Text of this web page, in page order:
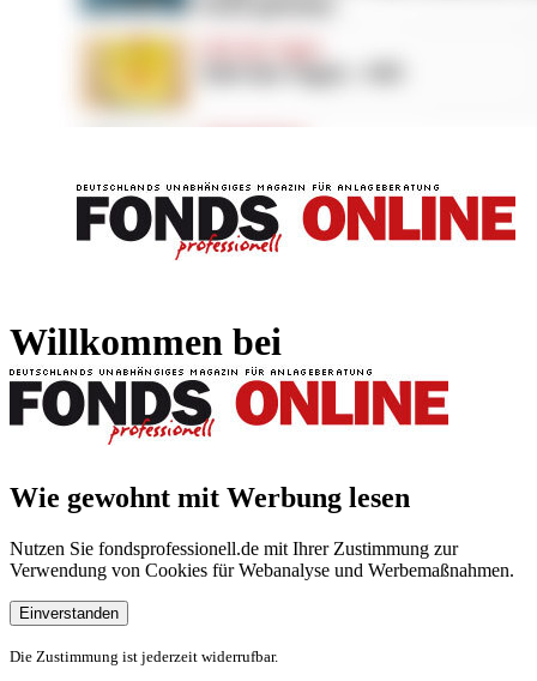
Willkommen bei
Wie gewohnt mit Werbung lesen
Nutzen Sie fondsprofessionell.de mit Ihrer Zustimmung zur
Verwendung von Cookies für Webanalyse und Werbemaßnahmen.
Einverstanden
Die Zustimmung ist jederzeit widerrufbar.